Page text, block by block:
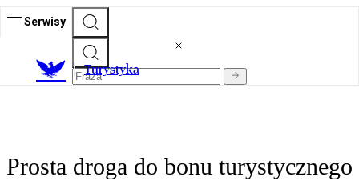
Serwisy
Turystyka
Prosta droga do bonu turystycznego